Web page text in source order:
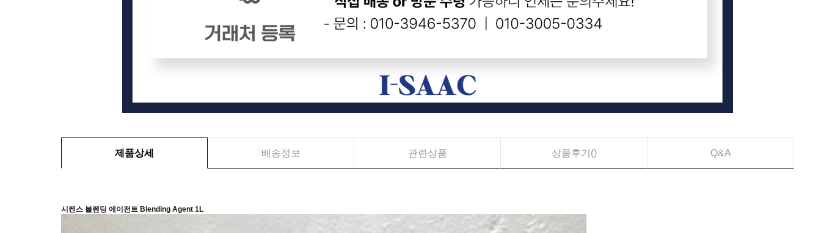
제품상세 배송정보 관련상품 상품후기() Q&A
시켄스 블렌딩 에이전트 Blending Agent 1L